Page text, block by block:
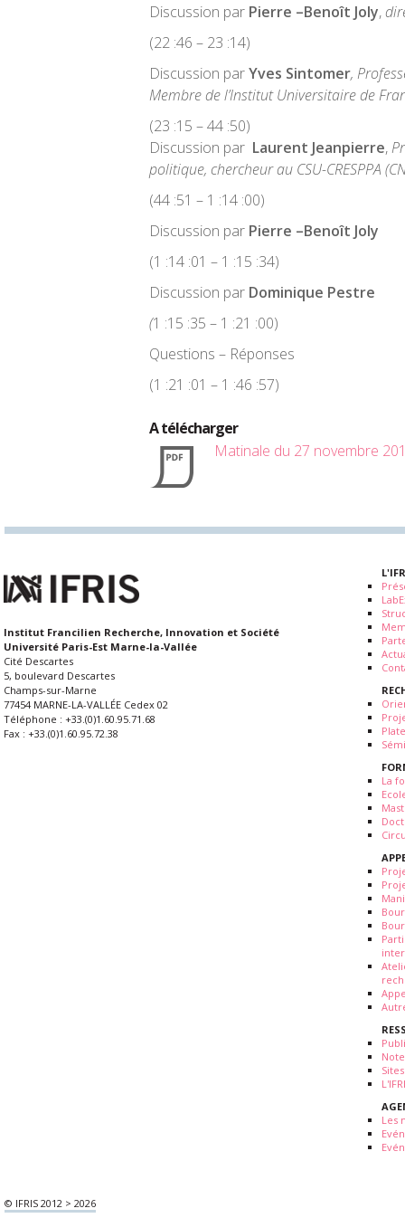
Discussion par Pierre –Benoît Joly,
(22 :46 – 23 :14)
Discussion parYves Sintomer,
Membre de l’Institut Universitaire de
(23 :15 – 44 :50)
Discussion par Laurent Jeanpierre,
politique, chercheur au CSU-CRESPPA
(44 :51 – 1 :14 :00)
Discussion par Pierre –Benoît Joly
(1 :14 :01 – 1 :15 :34)
Discussion par Dominique Pestre
(1 :15 :35 – 1 :21 :00)
Questions – Réponses
(1 :21 :01 – 1 :46 :57)
A télécharger
Matinale du 27 novembre
Institut Francilien Recherche, Innovation et Société
Université Paris-Est Marne-la-Vallée
Cité Descartes
5, boulevard Descartes
Champs-sur-Marne
77454 MARNE-LA-VALLÉE Cedex 02
Téléphone : +33.(0)1.60.95.71.68
Fax : +33.(0)1.60.95.72.38
La
Les
© IFRIS 2012 > 2026